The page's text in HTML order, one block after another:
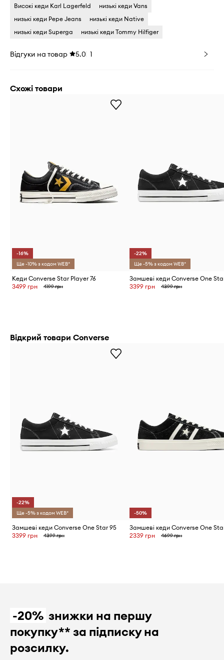
Високі кеди Karl Lagerfeld
низькі кеди Vans
низькі кеди Pepe Jeans
низькі кеди Native
низькі кеди Superga
низькі кеди Tommy Hilfiger
Відгуки на товар 5.0 1
Схожі товари
-16%
Ще -10% з кодом WEB*
Кеди Converse Star Player 76
3499 грн
4199 грн
-22%
Ще -5% з кодом WEB*
Замшеві кеди Converse One
3399 грн
4399 грн
Відкрий товари Converse
-22%
Ще -5% з кодом WEB*
Замшеві кеди Converse One Star 95
3399 грн
4399 грн
-50%
2339 грн 4699 грн
-20% знижки на першу
покупку** за підписку на
розсилку.